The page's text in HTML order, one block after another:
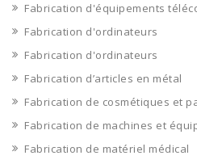
Fabrication d'équipements
Fabrication d'ordinateurs
Fabrication d'ordinateurs
Fabrication d’articles en métal
Fabrication de cosmétiques et
Fabrication de machines et
Fabrication de matériel médical